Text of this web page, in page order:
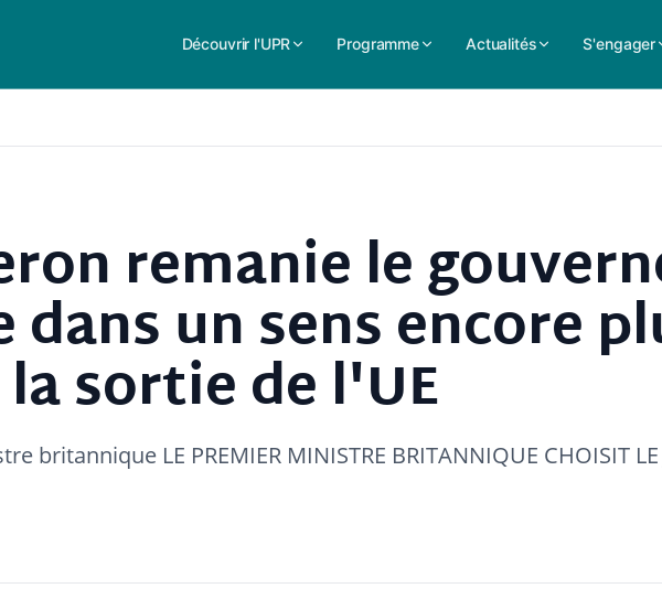
Découvrir l'UPR Programme Actualités S'engager
remanie le
un sens encore
sortie de l'UE
britannique LE PREMIER MINISTRE BRITANNIQUE CHOISIT LE